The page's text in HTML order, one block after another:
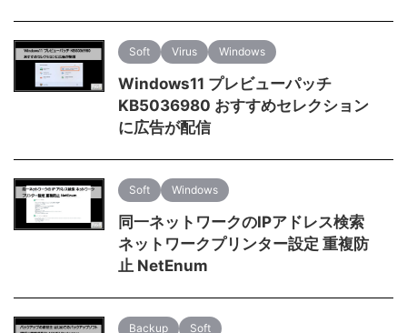
Soft Virus Windows
Windows11 プレビューパッチ
KB5036980 おすすめセレクション
に広告が配信
Soft Windows
同一ネットワークのIPアドレス検索
ネットワークプリンター設定 重複防
止 NetEnum
Backup Soft